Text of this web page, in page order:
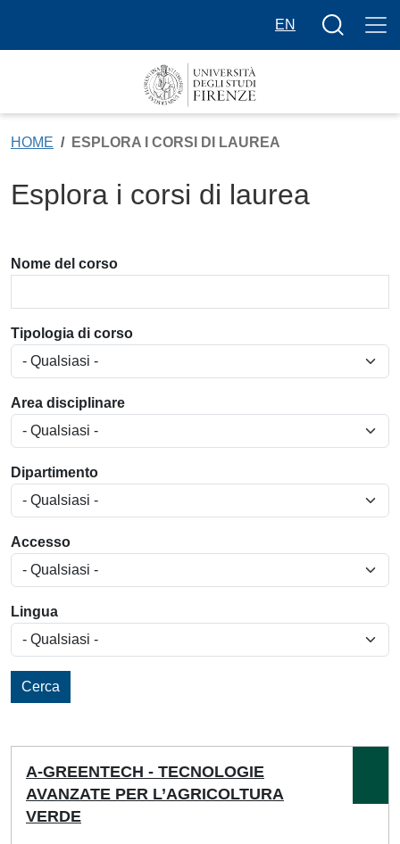
EN
Bottone
HOME ESPLORA I CORSI DI LAUREA
Esplora i corsi di laurea
Nome del corso
Tipologia di corso
Area disciplinare
Dipartimento
Accesso
Lingua
Cerca
A-GREENTECH - TECNOLOGIE
AVANZATE PER L’AGRICOLTURA
VERDE